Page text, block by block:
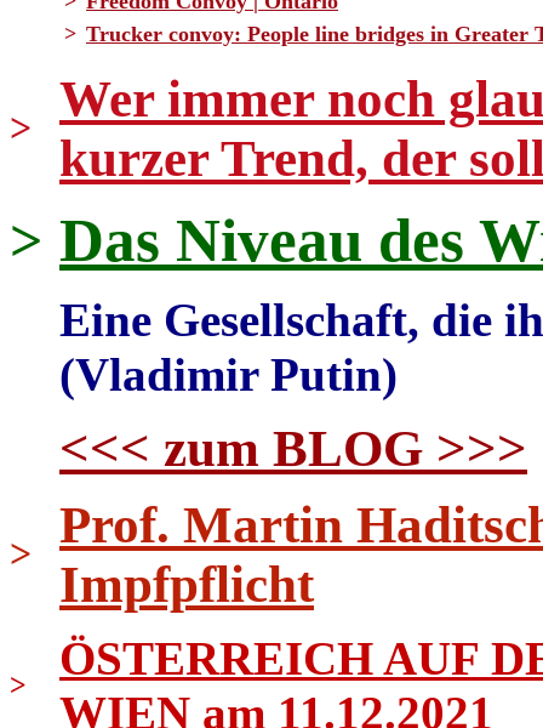
> Trucker convoy: People line bridges in
>
Wer immer noch
kurzer Trend, der
> Das Niveau des
Eine Gesellschaft, die
(Vladimir Putin)
<<< zum BLOG >>>
>
Prof. Martin
Impfpflicht
>
ÖSTERREICH AUF
WIEN am 11.12.2021